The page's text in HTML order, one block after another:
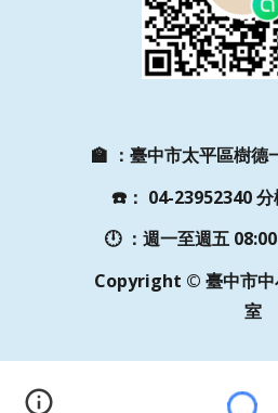
🏫 ： 臺中市太平區樹德
☎️： 04-23952340
🕛 ：週一至週五
Copyright © 臺中市中
室